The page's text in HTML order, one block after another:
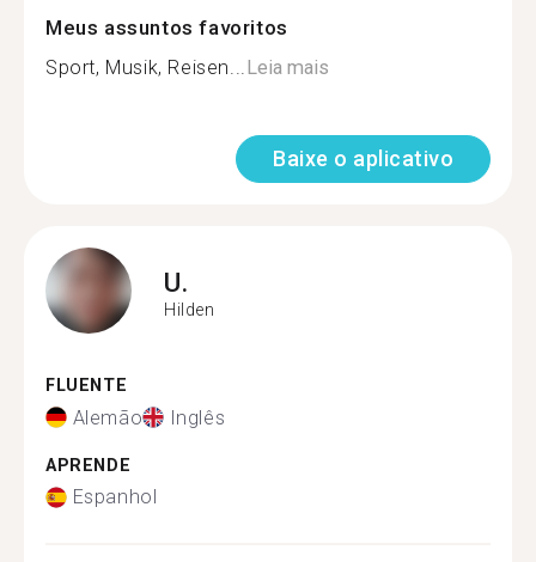
Meus assuntos favoritos
Sport, Musik, Reisen...Leia mais
Baixe o aplicativo
U.
Hilden
FLUENTE
Alemão Inglês
APRENDE
Espanhol